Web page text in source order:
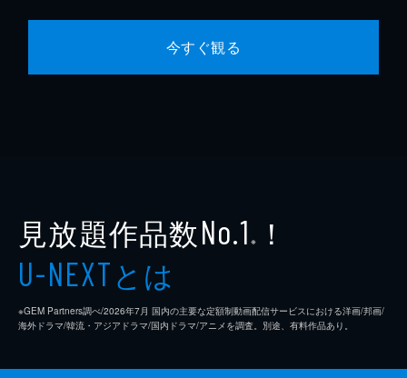
今すぐ観る
見放題作品数No.1 ※ ！
U-NEXTとは
※GEM Partners調べ/2026年7⽉ 国内の主要な定額制動画配信サービスにおける洋画/邦画/
海外ドラマ/韓流・アジアドラマ/国内ドラマ/アニメを調査。別途、有料作品あり。